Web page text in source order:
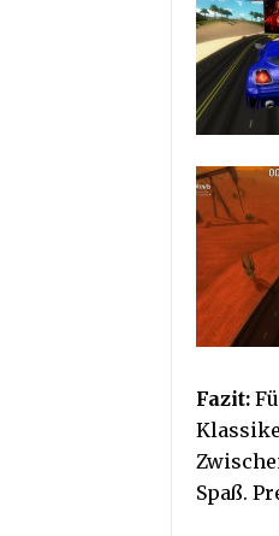
Fazit:
Spaß.